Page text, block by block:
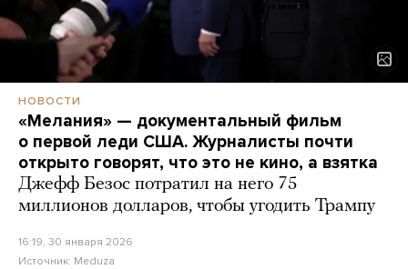
НОВОСТИ
«Мелания» — документальный фильм
о первой леди США. Журналисты почти
открыто говорят, что это не кино, а взятка
Джефф Безос потратил на него 75
миллионов долларов, чтобы угодить Трампу
16:19, 30 января 2026
Источник: Meduza